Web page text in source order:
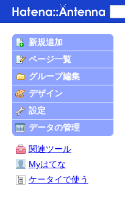
新規追加
ページ一覧
グループ編集
デザイン
設定
データの管理
関連ツール
Myはてな
ケータイで使う